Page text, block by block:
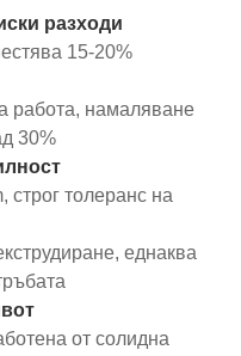
разходи
15-20%
работа, намаляване
30%
строг толеранс на
еднаква
от солидна